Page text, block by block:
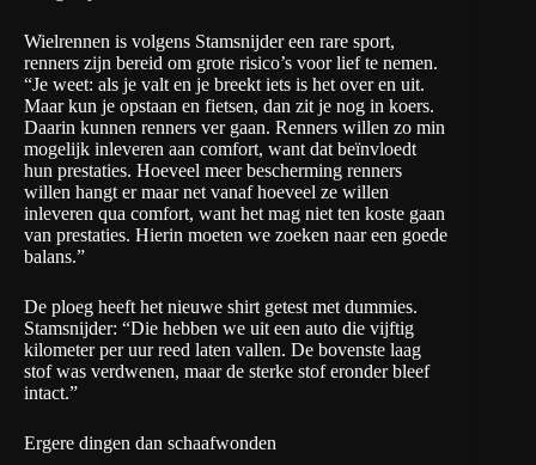
Wielrennen is volgens Stamsnijder een rare sport,
renners zijn bereid om grote risico’s voor lief te nemen.
“Je weet: als je valt en je breekt iets is het over en uit.
Maar kun je opstaan en fietsen, dan zit je nog in koers.
Daarin kunnen renners ver gaan. Renners willen zo min
mogelijk inleveren aan comfort, want dat beïnvloedt
hun prestaties. Hoeveel meer bescherming renners
willen hangt er maar net vanaf hoeveel ze willen
inleveren qua comfort, want het mag niet ten koste gaan
van prestaties. Hierin moeten we zoeken naar een goede
balans.”
De ploeg heeft het nieuwe shirt getest met dummies.
Stamsnijder: “Die hebben we uit een auto die vijftig
kilometer per uur reed laten vallen. De bovenste laag
stof was verdwenen, maar de sterke stof eronder bleef
intact.”
Ergere dingen dan schaafwonden